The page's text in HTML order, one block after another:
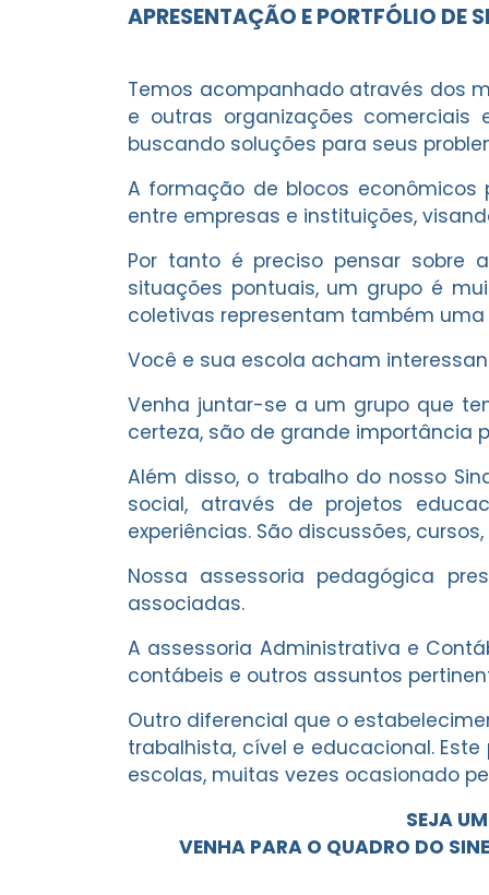
APRESENTAÇÃO E PORTFÓLIO DE
Temos acompanhado através dos
e outras organizações
buscando soluções para seus
A formação de blocos econômicos
entre empresas e instituições,
Por tanto é preciso pensar sobre
situações pontuais, um grupo é
coletivas representam também
Você e sua escola acham
Venha juntar-se a um grupo que
certeza, são de grande importância
Além disso, o trabalho do nosso
social, através de projetos
experiências. São discussões,
Nossa assessoria pedagógica
associadas.
A assessoria Administrativa e
contábeis e outros assuntos
Outro diferencial que o
trabalhista, cível e educacional.
escolas, muitas vezes ocasionado
SEJA
VENHA PARA O QUADRO DO